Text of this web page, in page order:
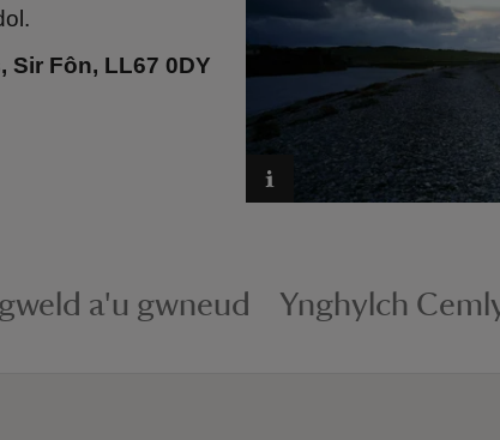
Sir Fôn, LL67 0DY
a'u gwneud Ynghylch